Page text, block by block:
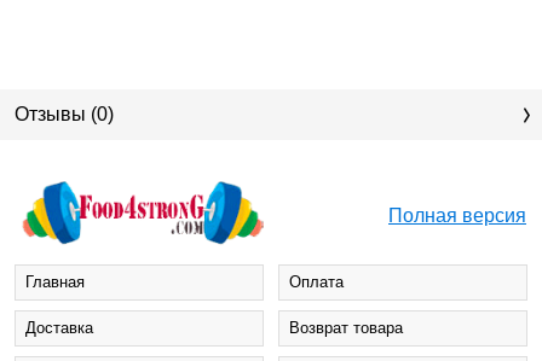
Отзывы (0)
Полная версия
Главная Оплата
Доставка Возврат товара